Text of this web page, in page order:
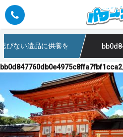
びない遺品に供養を